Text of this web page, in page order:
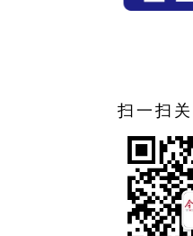
脏污破损、闲置废弃、存在
接下来，社区将进一步
治落实长效管理机制。同时
这项工作中来，共同扮靓美
翁玲丽）
扫一扫